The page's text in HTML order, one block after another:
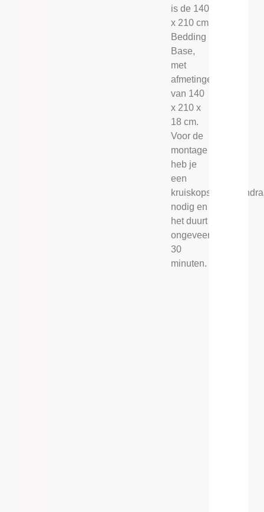
is de 140
x 210 cm
Bedding
Base,
met
afmetingen
van 140
x 210 x
18 cm.
Voor de
montage
heb je
een
nodig en
het duurt
ongeveer
30
minuten.